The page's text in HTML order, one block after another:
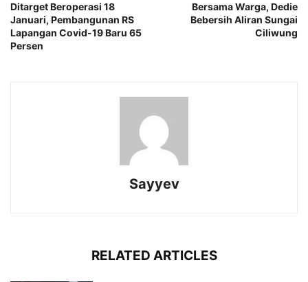
Ditarget Beroperasi 18
Januari, Pembangunan RS
Lapangan Covid-19 Baru 65
Persen
Bersama Warga, Dedie
Bebersih Aliran Sungai
Ciliwung
Sayyev
RELATED ARTICLES